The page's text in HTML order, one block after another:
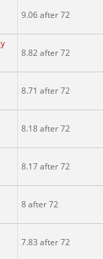
9.06 after 72
8.82 after 72
8.71 after 72
8.18 after 72
8.17 after 72
8 after 72
7.83 after 72